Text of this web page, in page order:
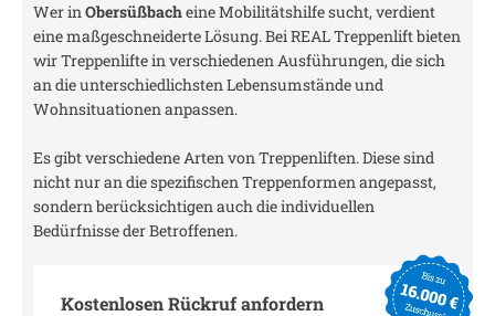
Wer inObersüßbacheine Mobilitätshilfe sucht, verdient
eine maßgeschneiderte Lösung. Bei REAL Treppenlift bieten
wir Treppenlifte in verschiedenen Ausführungen, die sich
an die unterschiedlichsten Lebensumstände und
Wohnsituationen anpassen.
Es gibt verschiedene Arten von Treppenliften. Diese sind
nicht nur an die spezifischen Treppenformen angepasst,
sondern berücksichtigen auch die individuellen
Bedürfnisse der Betroffenen.
Kostenlosen Rückruf anfordern